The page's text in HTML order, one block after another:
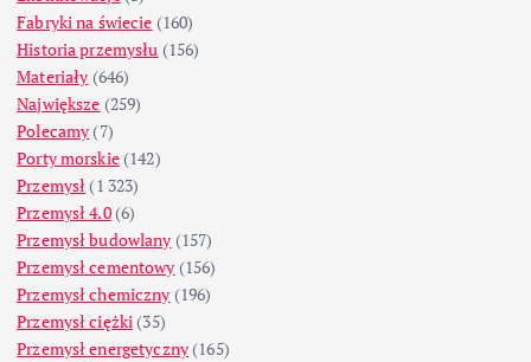
Fabryki na świecie (160)
Historia przemysłu (156)
Materiały (646)
Największe (259)
Polecamy (7)
Porty morskie(142)
Przemysł (1 323)
Przemysł 4.0(6)
Przemysł budowlany (157)
Przemysł cementowy (156)
Przemysł chemiczny (196)
Przemysł ciężki (35)
Przemysł energetyczny (165)